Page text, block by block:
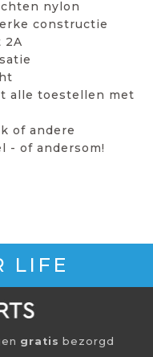
nylon
constructie
2A
alle toestellen met
of andere
- of andersom!
LIFE
gratis bezorgd